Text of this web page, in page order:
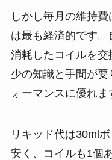
しかし毎月の維持
は最も経済的です。
消耗したコイルを
少の知識と手間が
ォーマンスに優れま
リキッド代は30ml
安く​、コイルも1個